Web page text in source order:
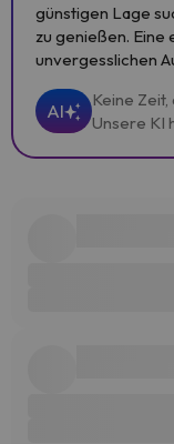
günstigen Lage
zu genießen.
unvergesslichen
AI
Keine
Unsere KI